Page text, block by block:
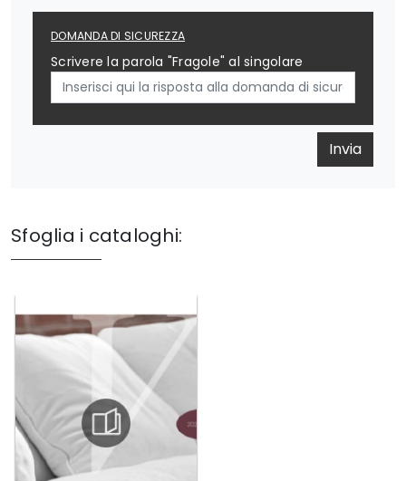
DOMANDA DI SICUREZZA
Scrivere la parola "Fragole" al singolare
Invia
Sfoglia i cataloghi: